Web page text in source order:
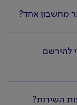
מחשבון אחד?
להירשם
השירות?